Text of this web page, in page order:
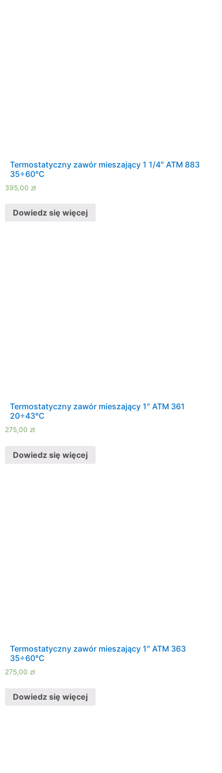
Termostatyczny zawór mieszający 1 1/4″ ATM 883
35÷60°C
395,00 zł
Dowiedz się więcej
Termostatyczny zawór mieszający 1″ ATM 361
20÷43°C
275,00 zł
Dowiedz się więcej
Termostatyczny zawór mieszający 1″ ATM 363
35÷60°C
275,00 zł
Dowiedz się więcej